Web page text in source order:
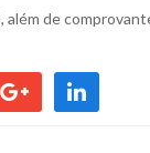
além de